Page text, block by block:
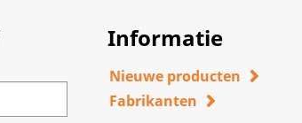
Informatie
Nieuwe producten
Fabrikanten